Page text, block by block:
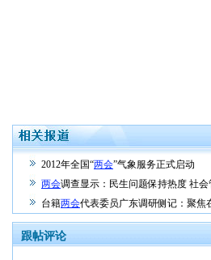
2012年全国“两会”气象服务正式启动
两会调查显示：民生问题保持热度 社
台籍两会代表委员广东调研侧记：聚焦
跟帖评论